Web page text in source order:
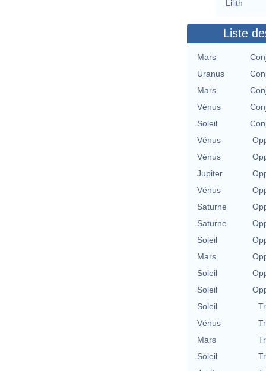
Lilith
Liste
Mars
Uranus
Mars
Vénus
Soleil
Vénus
Vénus
Jupiter
Vénus
Saturne
Saturne
Soleil
Mars
Soleil
Soleil
Soleil
Vénus
Mars
Soleil